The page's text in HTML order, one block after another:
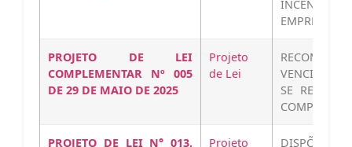
PROJETO DE LEI
COMPLEMENTAR Nº 005
DE 29 DE MAIO DE 2025
Projeto
de Lei
SE
PROJETO DE LEI N° 013,
Projeto
DISPÕE